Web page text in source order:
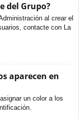
del Grupo?
al crear el
contacte con La
aparecen en
un color a los